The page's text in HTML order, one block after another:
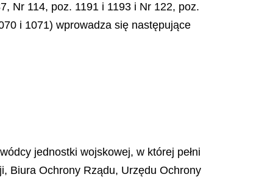
Nr 114, poz. 1191 i 1193 i Nr 122, poz.
i 1071) wprowadza się następujące
jednostki wojskowej, w której pełni
Biura Ochrony Rządu, Urzędu Ochrony